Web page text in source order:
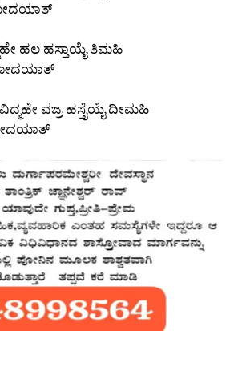
ಹಲ ಹಸ್ತಾಯೈ ತಿಮಹಿ
ವಜ್ರ ಹಸ್ತೈಯೈ ದೀಮಹಿ